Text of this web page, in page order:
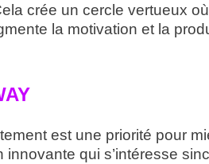
crée un cercle vertueux
la motivation et la
est une priorité pour
qui s’intéresse